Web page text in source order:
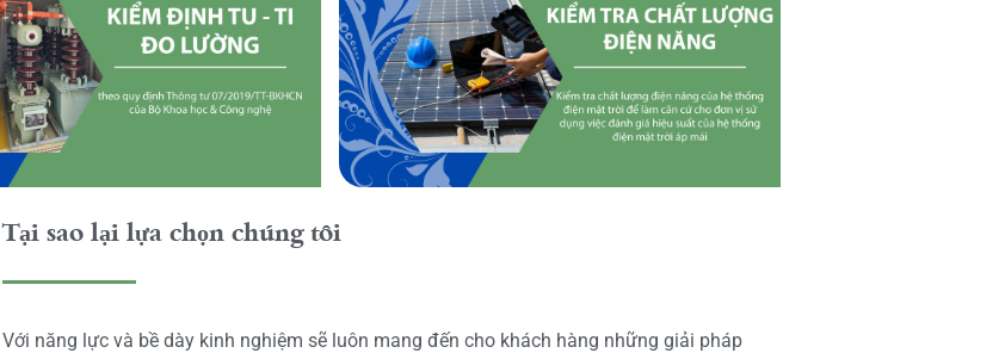
Tại sao lại lựa chọn chúng tôi
Với năng lực và bề dày kinh nghiệm sẽ luôn mang đến cho khách hàng những giải pháp